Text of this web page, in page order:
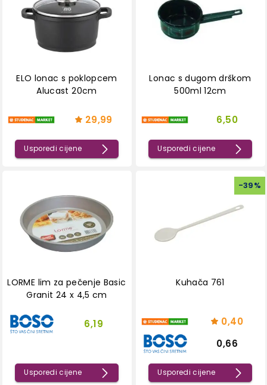
ELO lonac s poklopcem
Alucast 20cm
29,99
Usporedi cijene
Lonac s dugom drškom
500ml 12cm
6,50
Usporedi cijene
LORME lim za pečenje Basic
Granit 24 x 4,5 cm
6,19
Usporedi cijene
-39%
Kuhača 761
0,40
0,66
Usporedi cijene